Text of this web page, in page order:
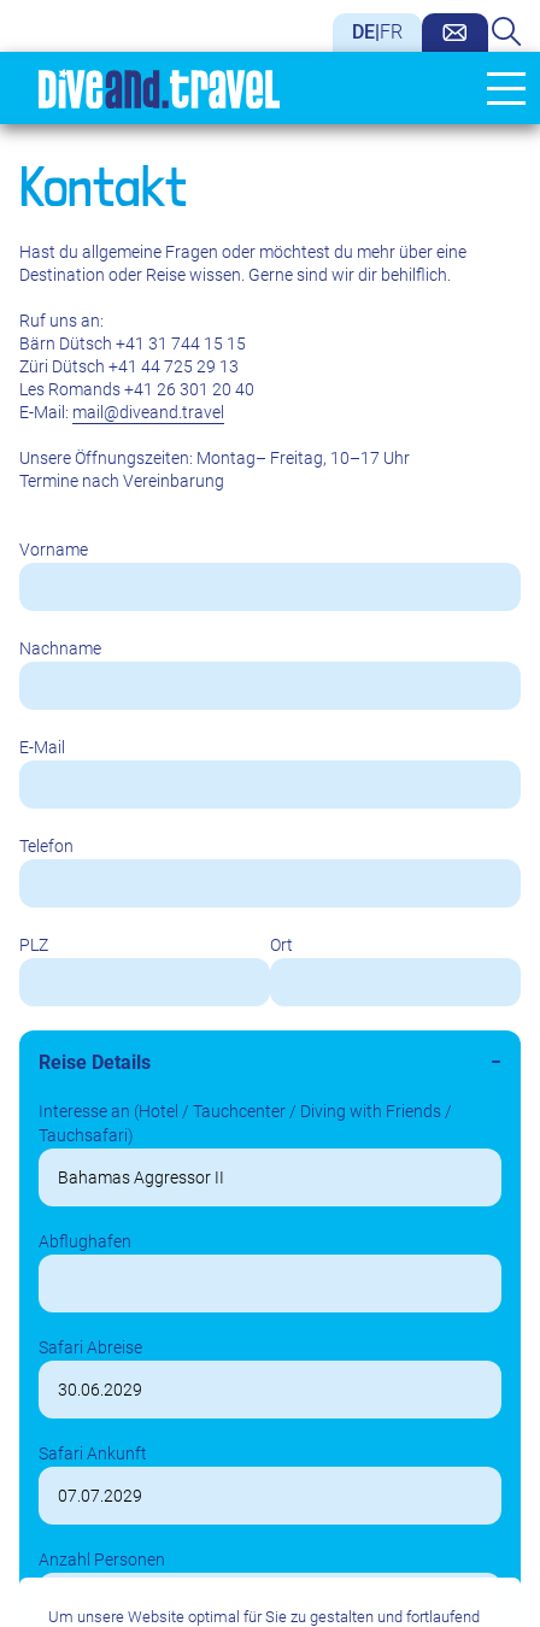
DE FR
Kontakt
Hast du allgemeine Fragen oder möchtest du mehr über eine
Destination oder Reise wissen. Gerne sind wir dir behilflich.
Ruf uns an:
Bärn Dütsch +41 31 744 15 15
Züri Dütsch +41 44 725 29 13
Les Romands +41 26 301 20 40
E-Mail: mail@diveand.travel
Unsere Öffnungszeiten: Montag– Freitag, 10–17 Uhr
Termine nach Vereinbarung
Vorname
Nachname
E-Mail
Telefon
PLZ Ort
Reise Details
Interesse an (Hotel / Tauchcenter / Diving with Friends /
Tauchsafari)
Abflughafen
Safari Abreise
Safari Ankunft
Anzahl Personen
Um unsere Website optimal für Sie zu gestalten und fortlaufend